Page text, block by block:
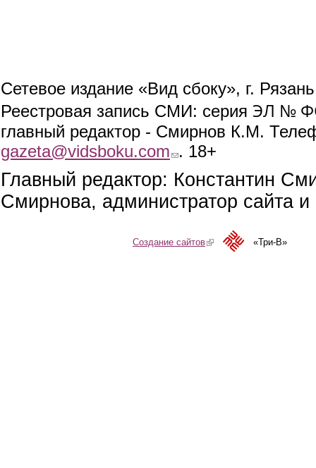
Сетевое издание «Вид сбоку», г.
Реестровая запись СМИ: серия ЭЛ №
главный редактор - Смирнов К.М.
gazeta@vidsboku.com (link sends e-mail)
. 18+
Главный редактор: Константин
Смирнова, администратор сайта
Создание сайтов(link is external)«Три-В»